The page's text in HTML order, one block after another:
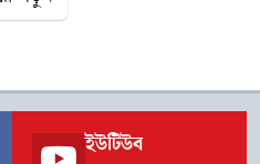
ইউটিউব